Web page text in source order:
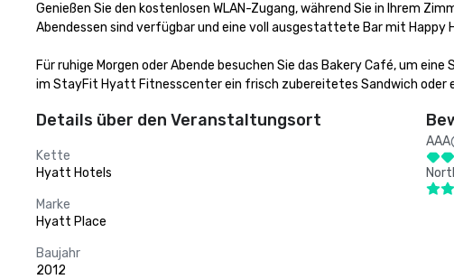
Genießen Sie den kostenlosen WLAN-Zugang, während Sie in Ihrem
Abendessen sind verfügbar und eine voll ausgestattete Bar mit Happy
Für ruhige Morgen oder Abende besuchen Sie das Bakery Café, um
im StayFit Hyatt Fitnesscenter ein frisch zubereitetes Sandwich oder
Details über den Veranstaltungsort
Kette
Hyatt Hotels
Marke
Hyatt Place
Baujahr
2012
AAA